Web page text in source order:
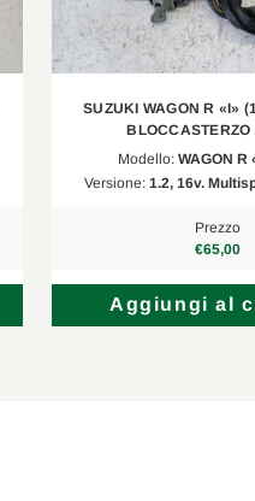
SUZUKI WAGON R «I»
Modello: WAGON R
Versione: 1.2, 16v.
Prezzo
€65,00
Aggiungi al